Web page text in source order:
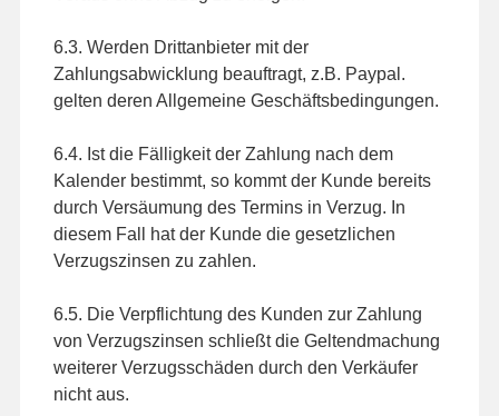
6.3. Werden Drittanbieter mit der
Zahlungsabwicklung beauftragt, z.B. Paypal.
gelten deren Allgemeine Geschäftsbedingungen.
6.4. Ist die Fälligkeit der Zahlung nach dem
Kalender bestimmt, so kommt der Kunde bereits
durch Versäumung des Termins in Verzug. In
diesem Fall hat der Kunde die gesetzlichen
Verzugszinsen zu zahlen.
6.5. Die Verpflichtung des Kunden zur Zahlung
von Verzugszinsen schließt die Geltendmachung
weiterer Verzugsschäden durch den Verkäufer
nicht aus.